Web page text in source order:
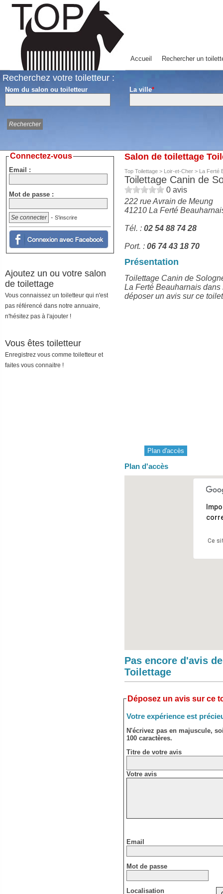
Accueil Rechercher un
Recherchez votre toiletteur :
Nom du salon ou toiletteur La ville*
Salon de toilettage
Top Toilettage > Loir-et-Cher > La Ferté
Toilettage Canin de
0 avis
222 rue Avrain de Meung
41210 La Ferté
Tél. : 02 54 88 74 28
Port. : 06 74 43 18 70
Présentation
Toilettage Canin de
La Ferté Beauharnais
déposer un avis sur ce
Plan d'accès
Plan d'accès
Ce
Pas encore d'avis
Toilettage
Déposez un avis sur ce
Votre expérience est
N'écrivez pas en majuscule,
100 caractères.
Titre de votre avis
Votre avis
Email
Mot de passe
Localisation
Connectez-vous
Email :
Mot de passe :
- S'inscrire
Ajoutez un ou votre salon
de toilettage
Vous connaissez un toiletteur qui n'est
pas référencé dans notre annuaire,
n'hésitez pas à l'ajouter !
Vous êtes toiletteur
Enregistrez vous comme toiletteur et
faites vous connaitre !